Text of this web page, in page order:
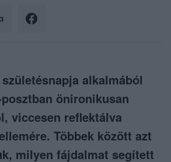
alkalmából
önironikusan
viccesen reflektálva
Többek között azt
milyen fájdalmat segített